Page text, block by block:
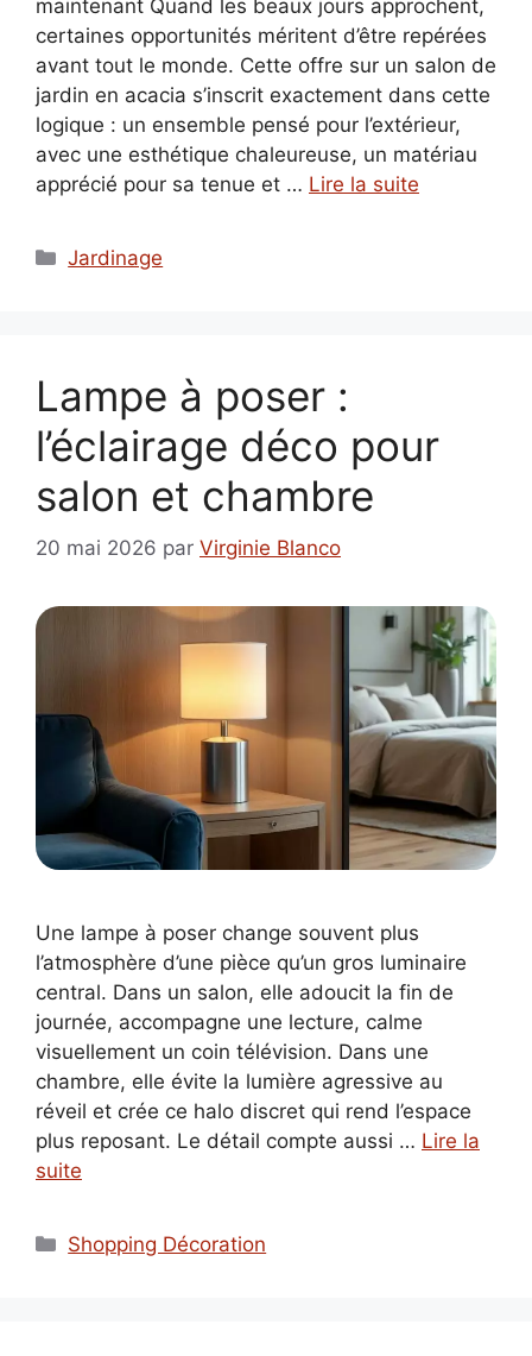
maintenant Quand les beaux jours approchent,
certaines opportunités méritent d’être repérées
avant tout le monde. Cette offre sur un salon de
jardin en acacia s’inscrit exactement dans cette
logique : un ensemble pensé pour l’extérieur,
avec une esthétique chaleureuse, un matériau
apprécié pour sa tenue et … Lire la suite
Catégories
Jardinage
Lampe à poser :
l’éclairage déco pour
salon et chambre
20 mai 2026 par Virginie Blanco
Une lampe à poser change souvent plus
l’atmosphère d’une pièce qu’un gros luminaire
central. Dans un salon, elle adoucit la fin de
journée, accompagne une lecture, calme
visuellement un coin télévision. Dans une
chambre, elle évite la lumière agressive au
réveil et crée ce halo discret qui rend l’espace
plus reposant. Le détail compte aussi … Lire la
suite
Catégories
Shopping Décoration